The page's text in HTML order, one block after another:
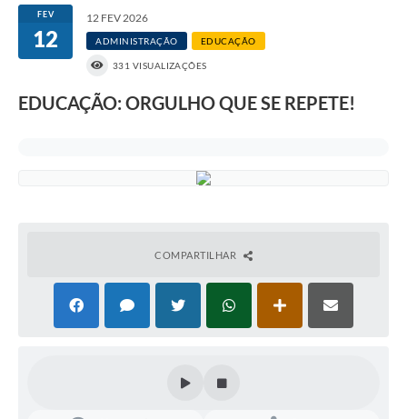
FEV
12
12 FEV 2026
ADMINISTRAÇÃO EDUCAÇÃO
331 VISUALIZAÇÕES
EDUCAÇÃO: ORGULHO QUE SE REPETE!
COMPARTILHAR